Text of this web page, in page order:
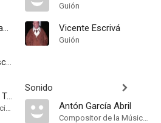
Pedro Lazaga Sabater
José Antonio Escrivá
José Luis Pérez Tristán
Asistente de Dirección
Guión
Vicente Escrivá
Guión
Sonido
Antón García Abril
Compositor de la Música Original, Música